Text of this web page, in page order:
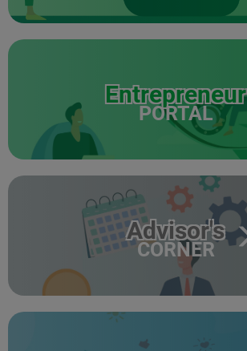
Entrepreneur
PORTAL
Advisor's
CORNER